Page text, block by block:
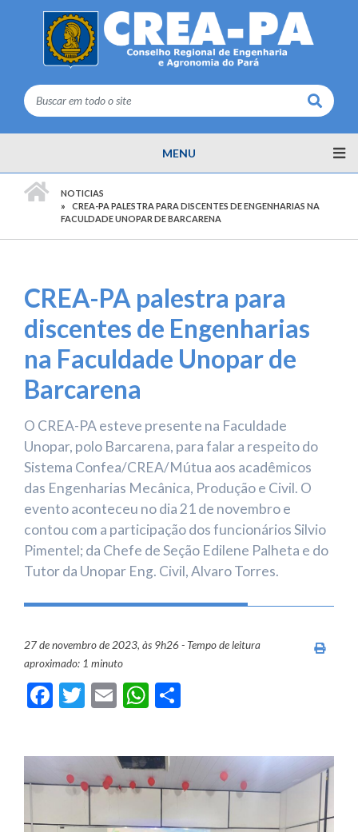
Buscar
MENU
NOTICIAS
CREA-PA PALESTRA PARA DISCENTES DE ENGENHARIAS NA
FACULDADE UNOPAR DE BARCARENA
CREA-PA palestra para
discentes de Engenharias
na Faculdade Unopar de
Barcarena
O CREA-PA esteve presente na Faculdade
Unopar, polo Barcarena, para falar a respeito do
Sistema Confea/CREA/Mútua aos acadêmicos
das Engenharias Mecânica, Produção e Civil. O
evento aconteceu no dia 21 de novembro e
contou com a participação dos funcionários Silvio
Pimentel; da Chefe de Seção Edilene Palheta e do
Tutor da Unopar Eng. Civil, Alvaro Torres.
27 de novembro de 2023, às 9h26 - Tempo de leitura
aproximado: 1 minuto
Facebook
Twitter
EmailWhatsApp